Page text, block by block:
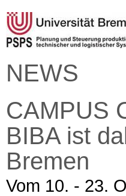
NEWS
CAMPUS
BIBA ist
Bremen
Vom 10. - 23.